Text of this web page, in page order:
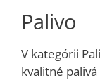
Palivo
V kategórii
kvalitné